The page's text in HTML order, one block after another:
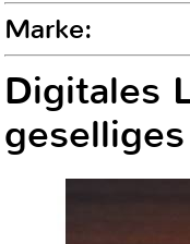
Marke:
Digitales